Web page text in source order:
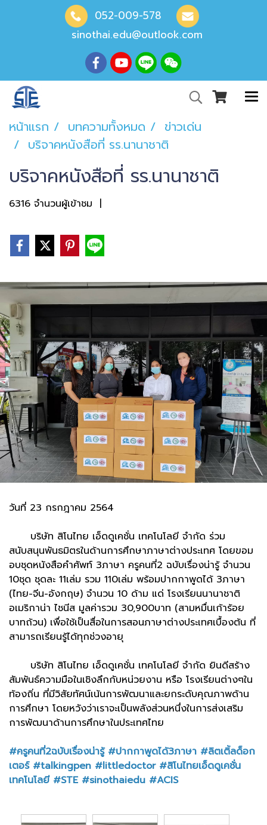
052-009-578
sinothai.edu@outlook.com
หน้าแรก บทความทั้งหมด
ข่าวเด่น
บริจาคหนังสือที่ รร.นานาชาติ
บริจาคหนังสือที่ รร.นานาชาติ
6316 จำนวนผู้เข้าชม |
วันที่ 23 กรกฎาคม 2564
บริษัท สิโนไทย เอ็ดดูเคชั่น เทคโนโลยี จำกัด ร่วม
สนับสนุนพันธมิตรในด้านการศึกษาภาษาต่างประเทศ โดยขอม
อบชุดหนังสือคำศัพท์ 3ภาษา ครูคนที่2 ฉบับเรื่องน่ารู้ จำนวน
10ชุด ชุดละ 11เล่ม รวม 110เล่ม พร้อมปากกาพูดได้ 3ภาษา
(ไทย-จีน-อังกฤษ) จำนวน 10 ด้าม แด่ โรงเรียนนานาชาติ
อเมริกาน่า ไชนีส มูลค่ารวม 30,900บาท (สามหมื่นเก้าร้อย
บาทถ้วน) เพื่อใช้เป็นสื่อในการสอนภาษาต่างประเทศเบื้องต้น ที่
สามารถเรียนรู้ได้ทุกช่วงอายุ
บริษัท สิโนไทย เอ็ดดูเคชั่น เทคโนโลยี จำกัด ยินดีสร้าง
สัมพันธ์ความมือในเชิงลึกกับหน่วยงาน หรือ โรงเรียนต่างๆใน
ท้องถิ่น ที่มีวิสัยทัศน์เน้นการพัฒนาและยกระดับคุณภาพด้าน
การศึกษา โดยหวังว่าเราจะเป็นพลังส่วนหนึ่งในการส่งเสริม
การพัฒนาด้านการศึกษาในประเทศไทย
#ครูคนที่2ฉบับเรื่องน่ารู้ #ปากกาพูดได้3ภาษา #ลิตเติ้ลด็อก
เตอร์ #talkingpen #littledoctor #สิโนไทยเอ็ดดูเคชั่น
เทคโนโลยี #STE #sinothaiedu #ACIS